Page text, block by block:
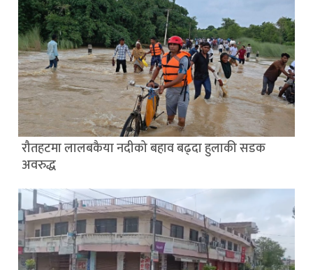
रौतहटमा लालबकैया नदीको बहाव बढ्दा हुलाकी सडक
अवरुद्ध